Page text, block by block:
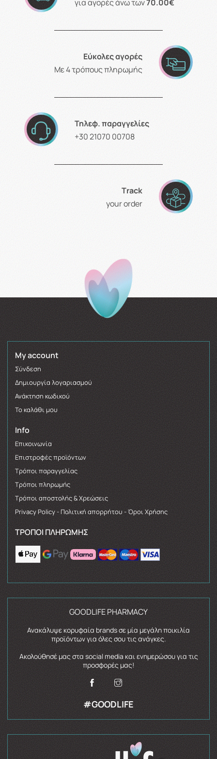
για αγορές άνω των70.00€
Εύκολες αγορές
Με 4 τρόπους πληρωμής
Τηλεφ. παραγγελίες
+30 21070 00708
Τrack
your order
My account
Σύνδεση
Δημιουργία λογαριασμού
Ανάκτηση κωδικού
Το καλάθι μου
Info
Επικοινωνία
Επιστροφές προϊόντων
Τρόποι παραγγελίας
Τρόποι πληρωμής
Τρόποι αποστολής & Χρεώσεις
Privacy Policy - Πολιτική απορρήτου - Όροι Χρήσης
ΤΡΌΠΟΙ ΠΛΗΡΩΜΉΣ
GOODLIFE PHARMACY
Ανακάλυψε κορυφαία brands σε μία μεγάλη ποικιλία
προϊόντων για όλες σου τις ανάγκες.
Ακολούθησέ μας στα social media και ενημερώσου για τις
προσφορές μας!
#GOODLIFE